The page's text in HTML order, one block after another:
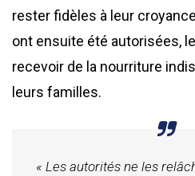
rester fidèles à leur
ont ensuite été autorisées,
recevoir de la nourriture
leurs familles.
« Les autorités ne les